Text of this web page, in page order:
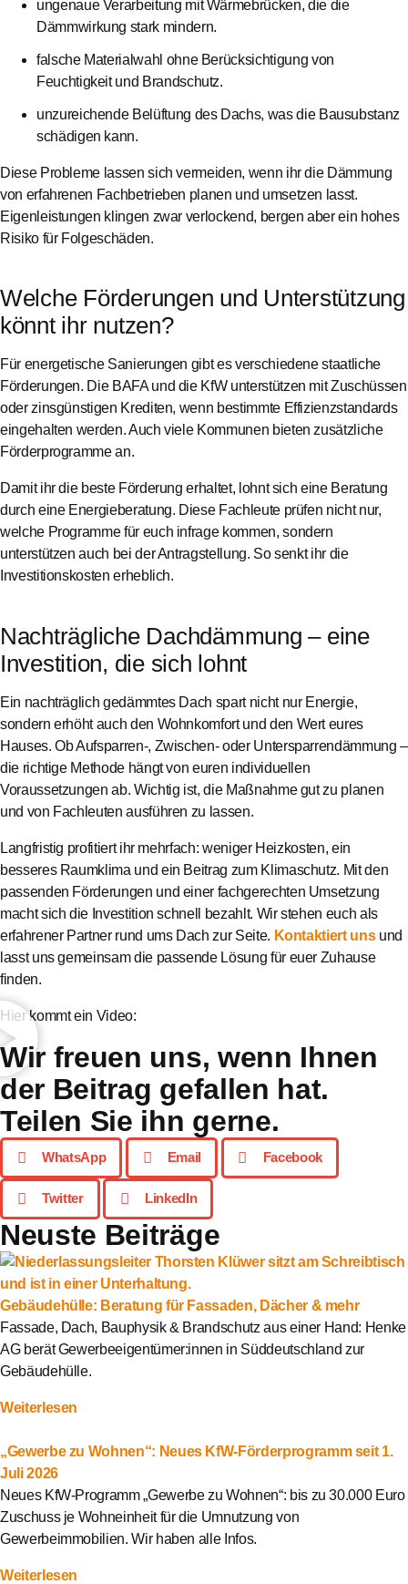
ungenaue Verarbeitung mit Wärmebrücken, die die
Dämmwirkung stark mindern.
falsche Materialwahl ohne Berücksichtigung von
Feuchtigkeit und Brandschutz.
unzureichende Belüftung des Dachs, was die Bausubstanz
schädigen kann.
Diese Probleme lassen sich vermeiden, wenn ihr die Dämmung
von erfahrenen Fachbetrieben planen und umsetzen lasst.
Eigenleistungen klingen zwar verlockend, bergen aber ein hohes
Risiko für Folgeschäden.
Welche Förderungen und Unterstützung
könnt ihr nutzen?
Für energetische Sanierungen gibt es verschiedene staatliche
Förderungen. Die BAFA und die KfW unterstützen mit Zuschüssen
oder zinsgünstigen Krediten, wenn bestimmte Effizienzstandards
eingehalten werden. Auch viele Kommunen bieten zusätzliche
Förderprogramme an.
Damit ihr die beste Förderung erhaltet, lohnt sich eine Beratung
durch eine Energieberatung. Diese Fachleute prüfen nicht nur,
welche Programme für euch infrage kommen, sondern
unterstützen auch bei der Antragstellung. So senkt ihr die
Investitionskosten erheblich.
Nachträgliche Dachdämmung – eine
Investition, die sich lohnt
Ein nachträglich gedämmtes Dach spart nicht nur Energie,
sondern erhöht auch den Wohnkomfort und den Wert eures
Hauses. Ob Aufsparren-, Zwischen- oder Untersparrendämmung –
die richtige Methode hängt von euren individuellen
Voraussetzungen ab. Wichtig ist, die Maßnahme gut zu planen
und von Fachleuten ausführen zu lassen.
Langfristig profitiert ihr mehrfach: weniger Heizkosten, ein
besseres Raumklima und ein Beitrag zum Klimaschutz. Mit den
passenden Förderungen und einer fachgerechten Umsetzung
macht sich die Investition schnell bezahlt. Wir stehen euch als
erfahrener Partner rund ums Dach zur Seite. Kontaktiert unsund
lasst uns gemeinsam die passende Lösung für euer Zuhause
finden.
Hier kommt ein Video:
Wir freuen uns, wenn Ihnen
der Beitrag gefallen hat.
Teilen Sie ihn gerne.
WhatsApp Email Facebook
Twitter LinkedIn
Neuste Beiträge
Gebäudehülle: Beratung für Fassaden, Dächer & mehr
Fassade, Dach, Bauphysik & Brandschutz aus einer Hand: Henke
AG berät Gewerbeeigentümer:innen in Süddeutschland zur
Gebäudehülle.
Weiterlesen
„Gewerbe zu Wohnen“: Neues KfW-Förderprogramm seit 1.
Juli 2026
Neues KfW-Programm „Gewerbe zu Wohnen“: bis zu 30.000 Euro
Zuschuss je Wohneinheit für die Umnutzung von
Gewerbeimmobilien. Wir haben alle Infos.
Weiterlesen